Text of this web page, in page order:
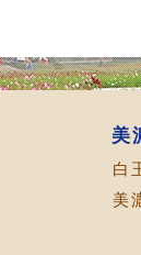
美
白
美